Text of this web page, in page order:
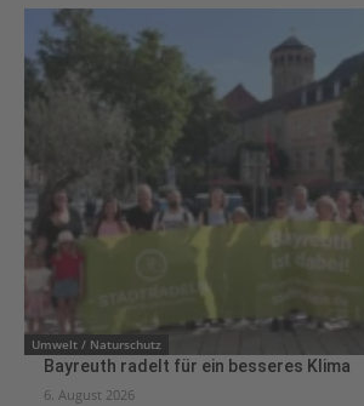
Umwelt / Naturschutz
Bayreuth radelt für ein besseres Klima
6. August 2026